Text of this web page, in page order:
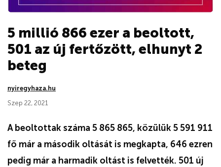
5 millió 866 ezer a beoltott,
501 az új fertőzött, elhunyt 2
beteg
nyiregyhaza.hu
Szep 22, 2021
A beoltottak száma 5 865 865, közülük 5 591 911
fő már a második oltását is megkapta, 646 ezren
pedig már a harmadik oltást is felvették. 501 új